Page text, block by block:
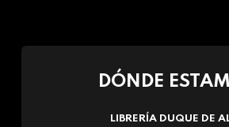
DÓNDE
LIBRERÍA DUQUE DE